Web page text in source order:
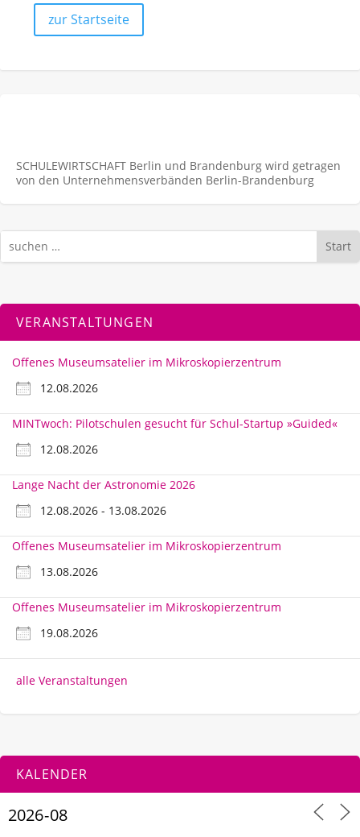
zur Startseite
SCHULEWIRTSCHAFT Berlin und Brandenburg wird getragen
von den Unternehmens­verbänden Berlin-Brandenburg
Start
VERANSTALTUNGEN
Offenes Museumsatelier im Mikroskopierzentrum
12.08.2026
MINTwoch: Pilotschulen gesucht für Schul-Startup »Guided«
12.08.2026
Lange Nacht der Astronomie 2026
12.08.2026 - 13.08.2026
Offenes Museumsatelier im Mikroskopierzentrum
13.08.2026
Offenes Museumsatelier im Mikroskopierzentrum
19.08.2026
alle Veranstaltungen
KALENDER